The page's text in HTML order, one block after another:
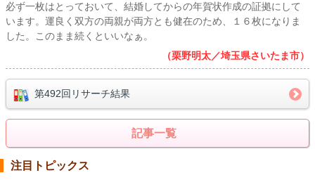
必ず一枚はとっておいて、結婚してからの年賀状作成の証拠にして
います。運良く双方の両親が両方とも健在のため、１６枚になりま
した。このまま続くといいなぁ。
（栗野明太／埼玉県さいたま市）
第492回リサーチ結果
記事一覧
注目トピックス